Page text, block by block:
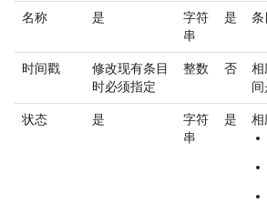
名称 是
字符
串
是 条
时间戳
修改现有条目
时必须指定
整数 否
相
间
状态 是
字符
串
是
相